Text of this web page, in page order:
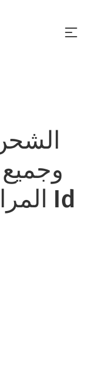
المراهنات عن طريق Id